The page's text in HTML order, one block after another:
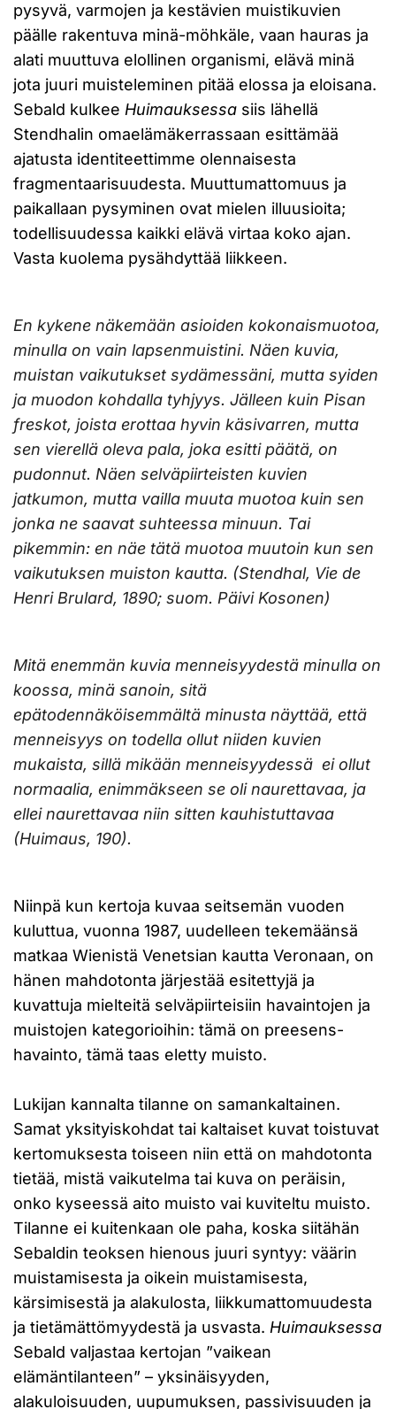
pysyvä, varmojen ja kestävien muistikuvien
päälle rakentuva minä-möhkäle, vaan hauras ja
alati muuttuva elollinen organismi, elävä minä
jota juuri muisteleminen pitää elossa ja eloisana.
Sebald kulkee Huimauksessa siis lähellä
Stendhalin omaelämäkerrassaan esittämää
ajatusta identiteettimme olennaisesta
fragmentaarisuudesta. Muuttumattomuus ja
paikallaan pysyminen ovat mielen illuusioita;
todellisuudessa kaikki elävä virtaa koko ajan.
Vasta kuolema pysähdyttää liikkeen.
En kykene näkemään asioiden kokonaismuotoa,
minulla on vain lapsenmuistini. Näen kuvia,
muistan vaikutukset sydämessäni, mutta syiden
ja muodon kohdalla tyhjyys. Jälleen kuin Pisan
freskot, joista erottaa hyvin käsivarren, mutta
sen vierellä oleva pala, joka esitti päätä, on
pudonnut. Näen selväpiirteisten kuvien
jatkumon, mutta vailla muuta muotoa kuin sen
jonka ne saavat suhteessa minuun. Tai
pikemmin: en näe tätä muotoa muutoin kun sen
vaikutuksen muiston kautta. (Stendhal, Vie de
Henri Brulard, 1890; suom. Päivi Kosonen)
Mitä enemmän kuvia menneisyydestä minulla on
koossa, minä sanoin, sitä
epätodennäköisemmältä minusta näyttää, että
menneisyys on todella ollut niiden kuvien
mukaista, sillä mikään menneisyydessä ei ollut
normaalia, enimmäkseen se oli naurettavaa, ja
ellei naurettavaa niin sitten kauhistuttavaa
(Huimaus, 190).
Niinpä kun kertoja kuvaa seitsemän vuoden
kuluttua, vuonna 1987, uudelleen tekemäänsä
matkaa Wienistä Venetsian kautta Veronaan, on
hänen mahdotonta järjestää esitettyjä ja
kuvattuja mielteitä selväpiirteisiin havaintojen ja
muistojen kategorioihin: tämä on preesens-
havainto, tämä taas eletty muisto.
Lukijan kannalta tilanne on samankaltainen.
Samat yksityiskohdat tai kaltaiset kuvat toistuvat
kertomuksesta toiseen niin että on mahdotonta
tietää, mistä vaikutelma tai kuva on peräisin,
onko kyseessä aito muisto vai kuviteltu muisto.
Tilanne ei kuitenkaan ole paha, koska siitähän
Sebaldin teoksen hienous juuri syntyy: väärin
muistamisesta ja oikein muistamisesta,
kärsimisestä ja alakulosta, liikkumattomuudesta
ja tietämättömyydestä ja usvasta. Huimauksessa
Sebald valjastaa kertojan ”vaikean
elämäntilanteen” – yksinäisyyden,
alakuloisuuden, uupumuksen, passivisuuden ja